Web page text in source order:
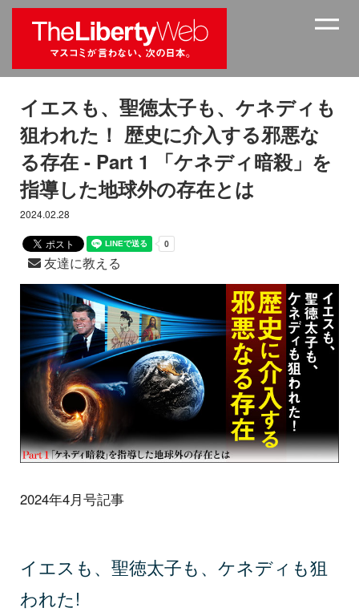
イエスも、聖徳太子も、ケネディも
狙われた！ 歴史に介入する邪悪な
る存在 - Part 1 「ケネディ暗殺」を
指導した地球外の存在とは
2024.02.28
友達に教える
2024年4月号記事
イエスも、聖徳太子も、ケネディも狙
われた!